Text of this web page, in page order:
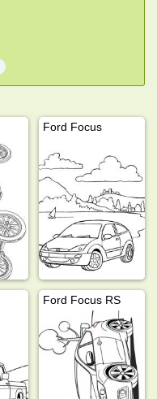
Ford Focus
Ford Focus RS